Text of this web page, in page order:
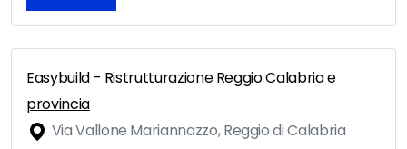
Easybuild - Ristrutturazione Reggio Calabria e
provincia
Via Vallone Mariannazzo, Reggio di Calabria